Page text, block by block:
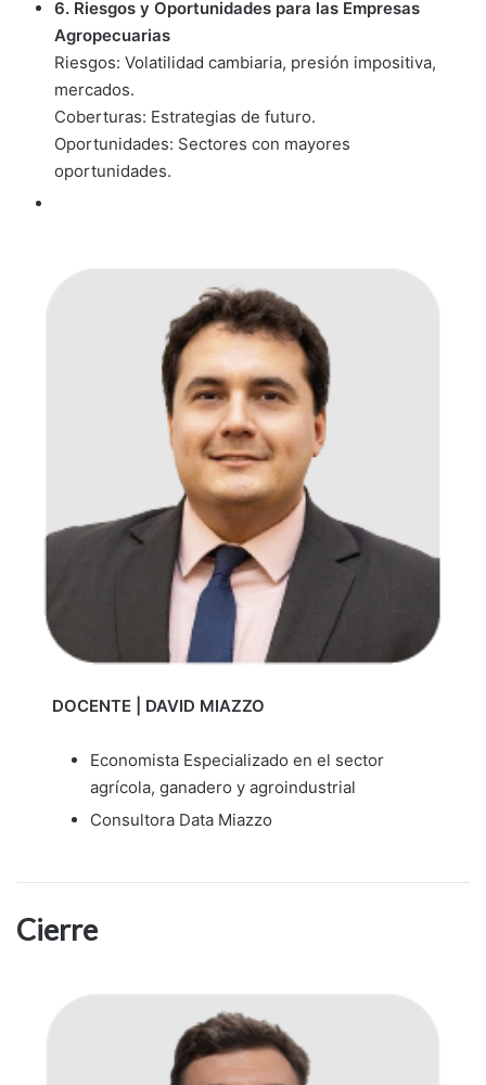
6. Riesgos y Oportunidades para las Empresas
Agropecuarias
Riesgos: Volatilidad cambiaria, presión impositiva,
mercados.
Coberturas: Estrategias de futuro.
Oportunidades: Sectores con mayores
oportunidades.
DOCENTE | DAVID MIAZZO
Economista Especializado en el sector
agrícola, ganadero y agroindustrial
Consultora Data Miazzo
Cierre